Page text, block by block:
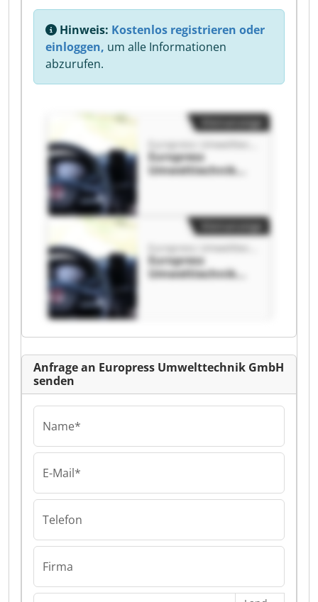
Hinweis: Kostenlos registrieren oder
einloggen, um alle Informationen
abzurufen.
Europress
Umwelttechnik
Europress
Umwelttechnik
Kleinanzeige
Anfrage an Europress Umwelttechnik GmbH
senden
Name*
E-Mail*
Telefon
Firma